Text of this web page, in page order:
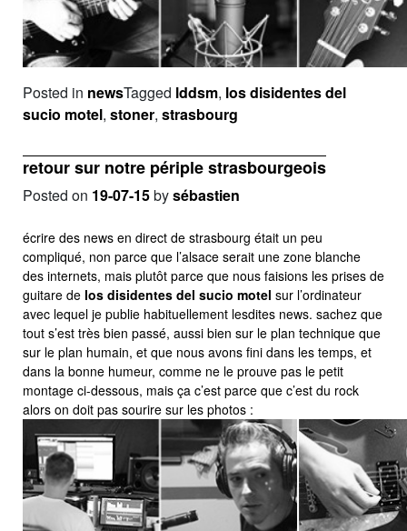
Posted in newsTagged lddsm, los disidentes del
sucio motel, stoner, strasbourg
retour sur notre périple strasbourgeois
Posted on 19-07-15bysébastien
écrire des news en direct de strasbourg était un peu
compliqué, non parce que l’alsace serait une zone blanche
des internets, mais plutôt parce que nous faisions les prises de
guitare de los disidentes del sucio motel sur l’ordinateur
avec lequel je publie habituellement lesdites news. sachez que
tout s’est très bien passé, aussi bien sur le plan technique que
sur le plan humain, et que nous avons fini dans les temps, et
dans la bonne humeur, comme ne le prouve pas le petit
montage ci-dessous, mais ça c’est parce que c’est du rock
alors on doit pas sourire sur les photos :